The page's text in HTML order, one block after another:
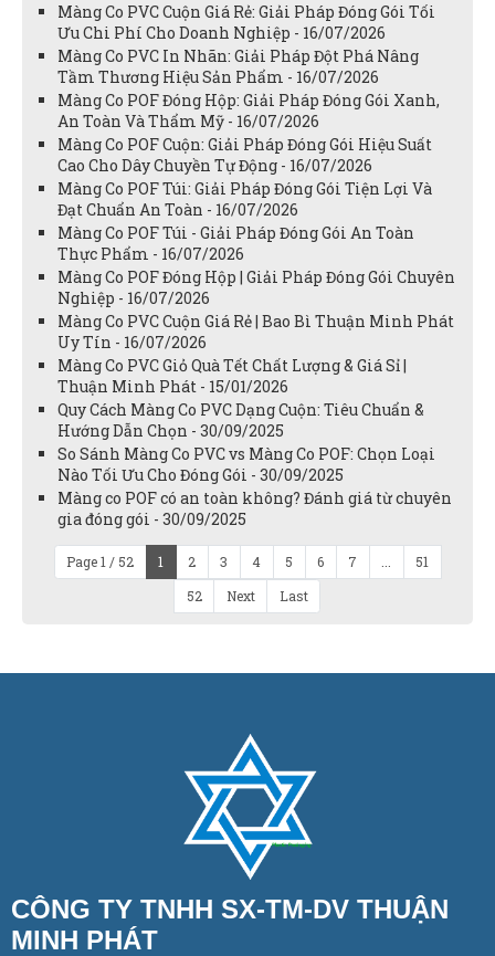
Màng Co PVC Cuộn Giá Rẻ: Giải Pháp Đóng Gói Tối
Ưu Chi Phí Cho Doanh Nghiệp - 16/07/2026
Màng Co PVC In Nhãn: Giải Pháp Đột Phá Nâng
Tầm Thương Hiệu Sản Phẩm - 16/07/2026
Màng Co POF Đóng Hộp: Giải Pháp Đóng Gói Xanh,
An Toàn Và Thẩm Mỹ - 16/07/2026
Màng Co POF Cuộn: Giải Pháp Đóng Gói Hiệu Suất
Cao Cho Dây Chuyền Tự Động - 16/07/2026
Màng Co POF Túi: Giải Pháp Đóng Gói Tiện Lợi Và
Đạt Chuẩn An Toàn - 16/07/2026
Màng Co POF Túi - Giải Pháp Đóng Gói An Toàn
Thực Phẩm - 16/07/2026
Màng Co POF Đóng Hộp | Giải Pháp Đóng Gói Chuyên
Nghiệp - 16/07/2026
Màng Co PVC Cuộn Giá Rẻ | Bao Bì Thuận Minh Phát
Uy Tín - 16/07/2026
Màng Co PVC Giỏ Quà Tết Chất Lượng & Giá Sỉ |
Thuận Minh Phát - 15/01/2026
Quy Cách Màng Co PVC Dạng Cuộn: Tiêu Chuẩn &
Hướng Dẫn Chọn - 30/09/2025
So Sánh Màng Co PVC vs Màng Co POF: Chọn Loại
Nào Tối Ưu Cho Đóng Gói - 30/09/2025
Màng co POF có an toàn không? Đánh giá từ chuyên
gia đóng gói - 30/09/2025
Page 1 / 52 1 2 3 4 5 6 7 ...
51
52
Next Last
CÔNG TY TNHH SX-TM-DV THUẬN
MINH PHÁT